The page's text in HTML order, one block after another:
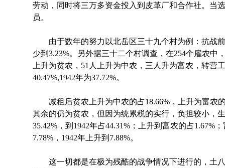
劳动，同时将三万多资金投入到皮革厂和合作社。当
员。
由于数年的努力以北岳区三十九个村为例：抗战前
少到3.23%。另外据三十二个村调查，在254个雇农中
上升为贫农，51人上升为中农，三人升为富农，转营
40.47%,1942年为37.72%。
减租后贫农上升为中农的占18.66%，上升为富农的
其余的仍为贫农，但因为统累税的实行，负担较小，
35.42%，到1942年占44.31%；上升到富农的占1.67%
7.78%，1942年上升到7.88%。
这一切都是在极为残酷的战争情况下进行的，土八